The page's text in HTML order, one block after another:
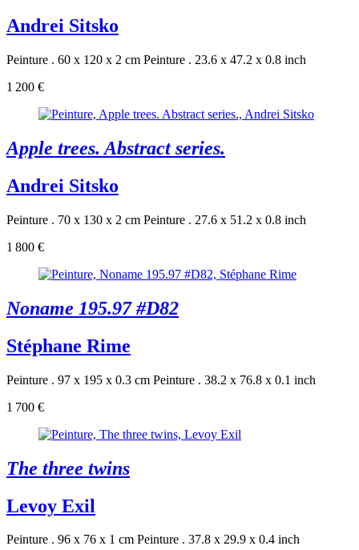
Andrei Sitsko
Peinture . 60 x 120 x 2 cm Peinture . 23.6 x 47.2 x 0.8 inch
1 200 €
Apple trees. Abstract series.
Andrei Sitsko
Peinture . 70 x 130 x 2 cm Peinture . 27.6 x 51.2 x 0.8 inch
1 800 €
Noname 195.97 #D82
Stéphane Rime
Peinture . 97 x 195 x 0.3 cm Peinture . 38.2 x 76.8 x 0.1 inch
1 700 €
The three twins
Levoy Exil
Peinture . 96 x 76 x 1 cm Peinture . 37.8 x 29.9 x 0.4 inch